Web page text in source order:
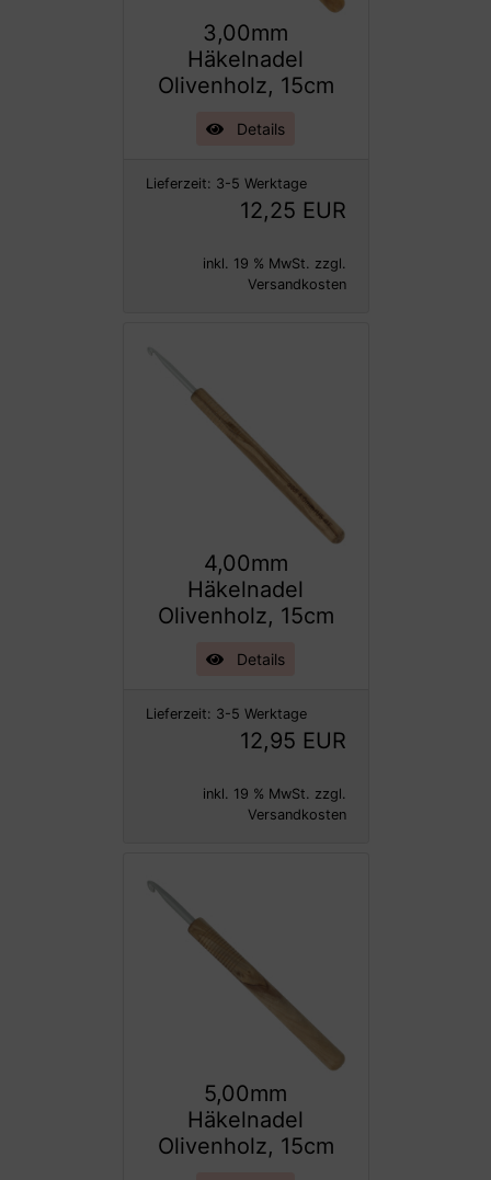
3,00mm
Häkelnadel
Olivenholz, 15cm
Details
Lieferzeit: 3-5 Werktage
12,25 EUR
inkl. 19 % MwSt. zzgl.
Versandkosten
4,00mm
Häkelnadel
Olivenholz, 15cm
Details
Lieferzeit: 3-5 Werktage
12,95 EUR
inkl. 19 % MwSt. zzgl.
Versandkosten
5,00mm
Häkelnadel
Olivenholz, 15cm